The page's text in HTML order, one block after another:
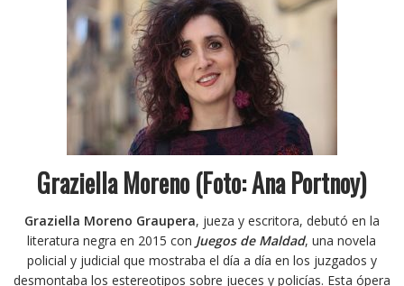
Graziella Moreno (Foto: Ana Portnoy)
Graziella Moreno Graupera, jueza y escritora, debutó en la
literatura negra en 2015 con Juegos de Maldad, una novela
policial y judicial que mostraba el día a día en los juzgados y
desmontaba los estereotipos sobre jueces y policías. Esta ópera